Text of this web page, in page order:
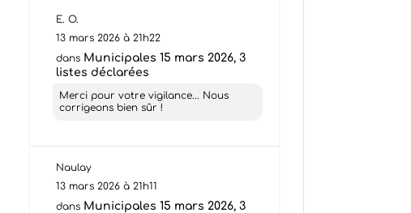
E. O.
13 mars 2026 à 21h22
dans Municipales 15 mars 2026, 3
listes déclarées
Merci pour votre vigilance... Nous
corrigeons bien sûr !
Naulay
13 mars 2026 à 21h11
dans Municipales 15 mars 2026, 3